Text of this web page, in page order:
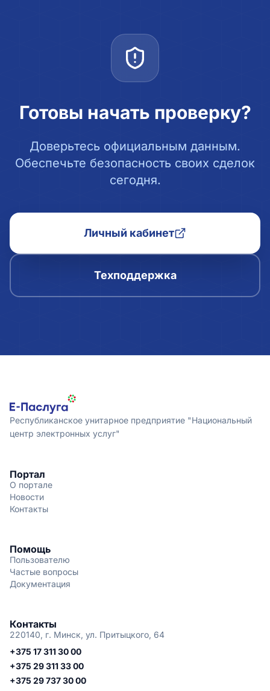
Готовы начать проверку?
Доверьтесь официальным данным.
Обеспечьте безопасность своих сделок
сегодня.
Личный кабинет
Техподдержка
Республиканское унитарное предприятие "Национальный
центр электронных услуг"
Портал
О портале
Новости
Контакты
Помощь
Пользователю
Частые вопросы
Документация
Контакты
220140, г. Минск, ул. Притыцкого, 64
+375 17 311 30 00
+375 29 311 33 00
+375 29 737 30 00